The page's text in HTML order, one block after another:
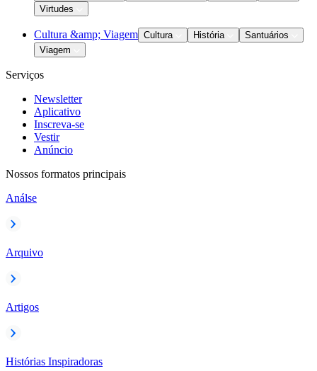
Virtudes
Cultura &amp; Viagem Cultura História
Santuários
Viagem
Serviços
Newsletter
Aplicativo
Inscreva-se
Vestir
Anúncio
Nossos formatos principais
Análse
Arquivo
Artigos
Histórias Inspiradoras